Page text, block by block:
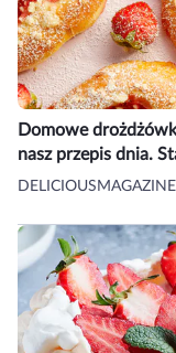
Domowe
nasz przepis dnia.